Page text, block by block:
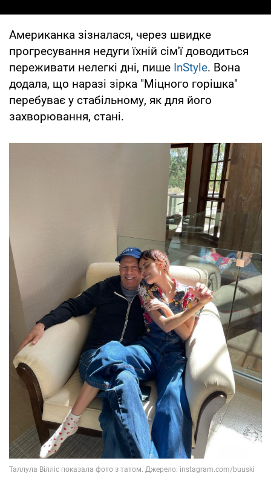
Американка зізналася, через швидке
прогресування недуги їхній сім'ї доводиться
переживати нелегкі дні, пише InStyle. Вона
додала, що наразі зірка "Міцного горішка"
перебуває у стабільному, як для його
захворювання, стані.